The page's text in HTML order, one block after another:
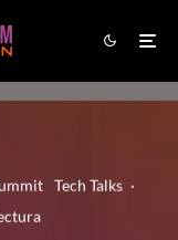
Tech Talks ·